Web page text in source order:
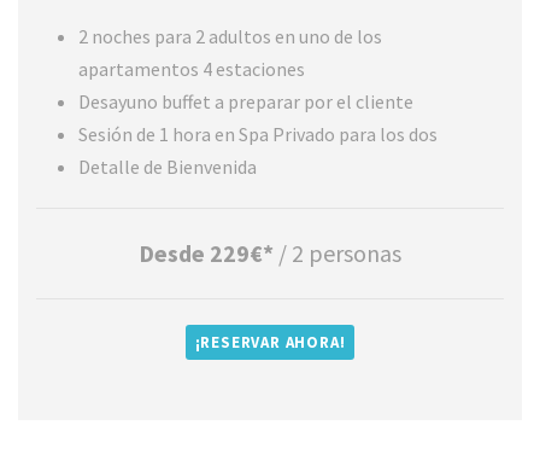
2 noches para 2 adultos en uno de los
apartamentos 4 estaciones
Desayuno buffet a preparar por el cliente
Sesión de 1 hora en Spa Privado para los dos
Detalle de Bienvenida
Desde 229€* / 2 personas
¡RESERVAR AHORA!